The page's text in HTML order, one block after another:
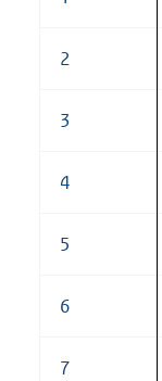
2
3
4
5
6
7